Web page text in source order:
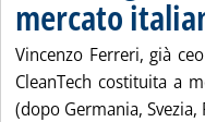
mercato
Vincenzo Ferreri, già
CleanTech costituita a
(dopo Germania,